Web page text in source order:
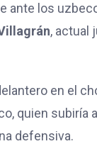
ante los
, actual
en el
quien subiría
defensiva.